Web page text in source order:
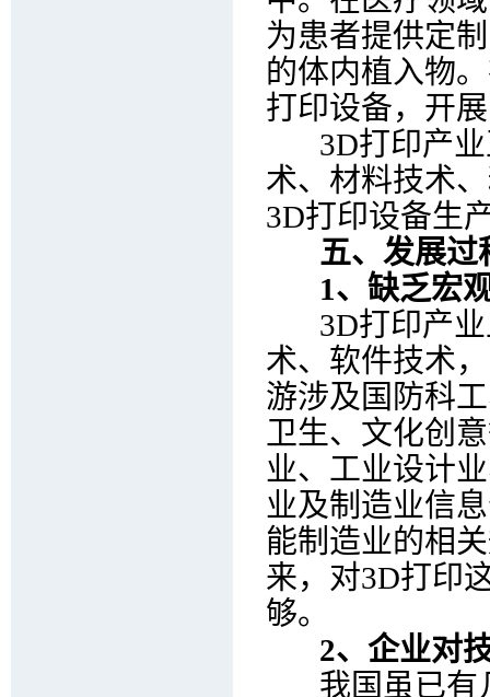
为患者提供定
的体内植入物
打印设备，开
3D打印产业
术、材料技术
3D打印设备生
五、发展过
1、缺乏宏观
3D打印产业
术、软件技术
游涉及国防科
卫生、文化创
业、工业设计
业及制造业信
能制造业的相
来，对3D打印
够。
2、企业对
我国虽已有